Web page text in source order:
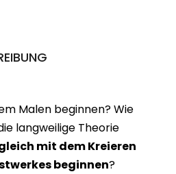
Malen beginnen? Wie
langweilige Theorie
mit dem Kreieren
beginnen?